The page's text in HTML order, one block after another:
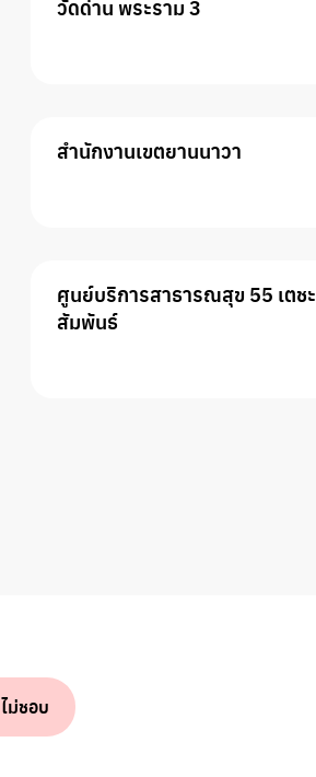
วัดด่าน พระราม 3
สำนักงานเขตยานนาวา
ศูนย์บริการสาธารณสุข 55 เตชะ
สัมพันธ์
ไม่ชอบ